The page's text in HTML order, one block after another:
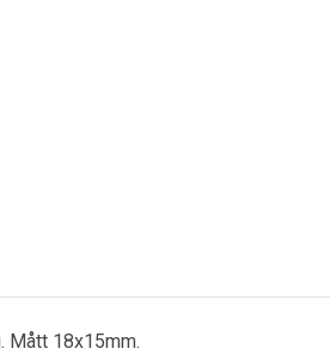
Mått 18x15mm.